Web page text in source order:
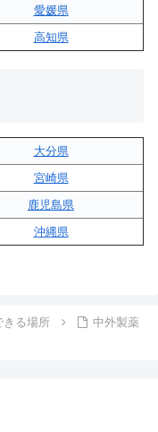
愛媛県
高知県
大分県
宮崎県
鹿児島県
沖縄県
きる場所
中外製薬